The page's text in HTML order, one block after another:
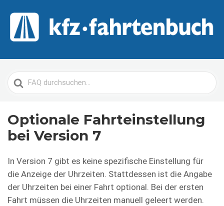
Suche
nach
Optionale Fahrteinstellung
bei Version 7
In Version 7 gibt es keine spezifische Einstellung für
die Anzeige der Uhrzeiten. Stattdessen ist die Angabe
der Uhrzeiten bei einer Fahrt optional. Bei der ersten
Fahrt müssen die Uhrzeiten manuell geleert werden.